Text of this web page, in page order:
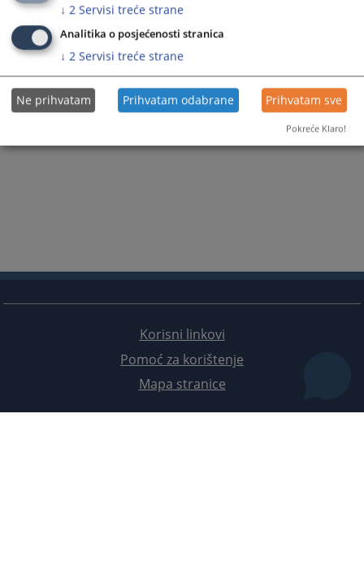
Posavski kanton
Kanton 10
Srednjobosanski kanton
Bosansko-podrinjski kanton
Okružno javno tužilaštvo Banja Luka
Okružno javno tužilaštvo Bijeljina
Okružno javno tužilaštvo Doboj
Zapadnohercegovački kanton
Zeničko-dobojski kanton
Unsko-sanski kanton
Tuzlanski kanton
Korisni linkovi
Pomoć za korištenje
Mapa stranice
↓ 2 Servisi treće strane
Analitika o posjećenosti stranica
↓ 2 Servisi treće strane
Ne prihvatam Prihvatam odabrane Prihvatam sve
Pokreće Klaro!